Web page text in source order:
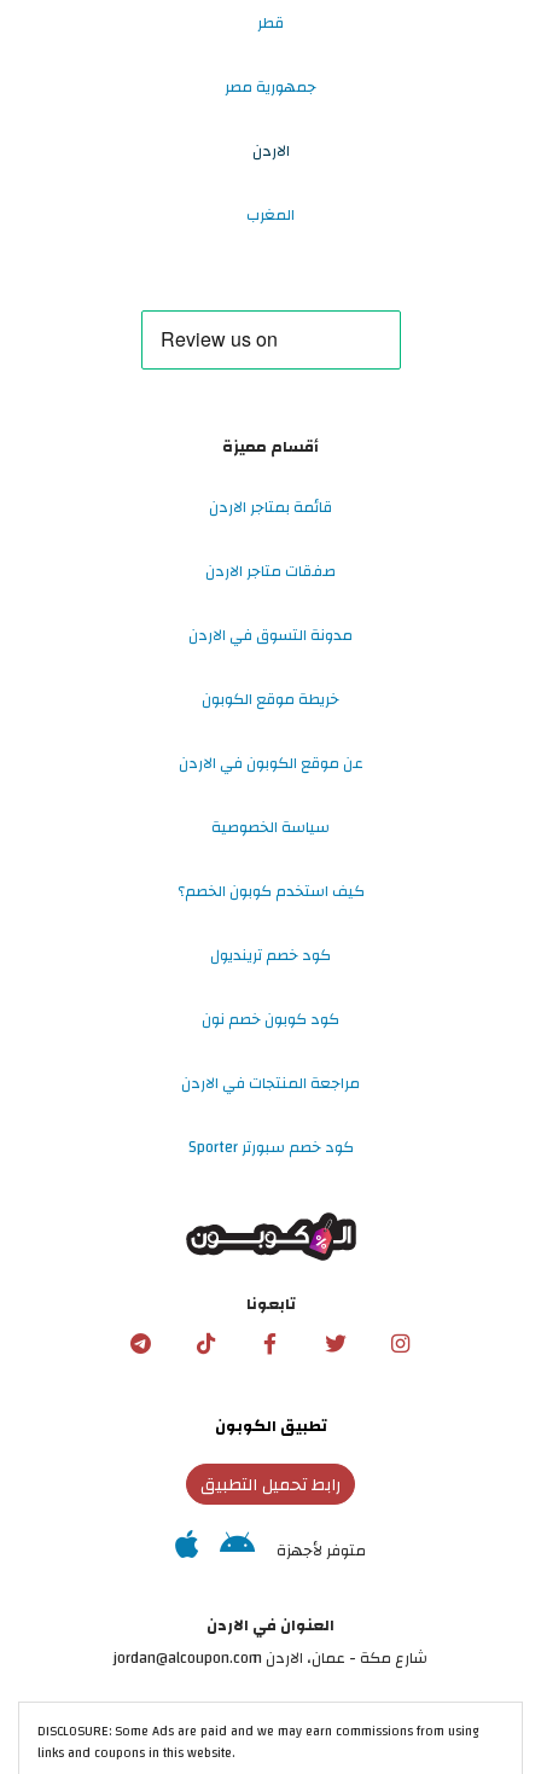
قطر
جمهورية مصر
الاردن
المغرب
أقسام مميزة
قائمة بمتاجر الاردن
صفقات متاجر الاردن
مدونة التسوق في الاردن
خريطة موقع الكوبون
عن موقع الكوبون في الاردن
سياسة الخصوصية
كيف استخدم كوبون الخصم؟
كود خصم ترينديول
كود كوبون خصم نون
مراجعة المنتجات في الاردن
كود خصم سبورتر Sporter
تابعونا
تطبيق الكوبون
رابط تحميل التطبيق
متوفر لأجهزة
العنوان في الاردن
شارع مكة - عمان، الاردن jordan@alcoupon.com
DISCLOSURE: Some Ads are paid and we may earn commissions from using
links and coupons in this website.